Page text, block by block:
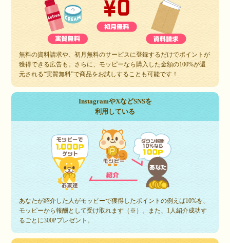
無料の資料請求や、初月無料のサービスに登録するだけでポイントが
獲得できる広告も。さらに、モッピーなら購入した金額の100%が還
元される“実質無料”で商品をお試しすることも可能です！
InstagramやXなどSNSを
利用している
あなたが紹介した人がモッピーで獲得したポイントの例えば10%を、
モッピーから報酬として受け取れます（※）。また、1人紹介成功す
るごとに300Pプレゼント。